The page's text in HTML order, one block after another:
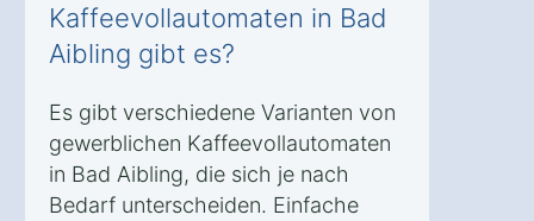
Kaffeevollautomaten in Bad
Aibling gibt es?
Es gibt verschiedene Varianten von
gewerblichen Kaffeevollautomaten
in Bad Aibling, die sich je nach
Bedarf unterscheiden. Einfache